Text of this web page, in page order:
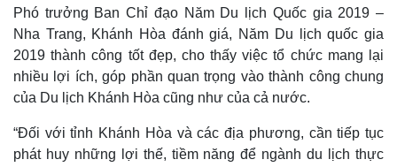
Phó trưởng Ban Chỉ đạo Năm Du lịch Quốc gia 2019 –
Nha Trang, Khánh Hòa đánh giá, Năm Du lịch quốc gia
2019 thành công tốt đẹp, cho thấy việc tổ chức mang lại
nhiều lợi ích, góp phần quan trọng vào thành công chung
của Du lịch Khánh Hòa cũng như của cả nước.
“Đối với tỉnh Khánh Hòa và các địa phương, cần tiếp tục
phát huy những lợi thế, tiềm năng để ngành du lịch thực